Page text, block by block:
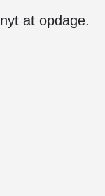
at opdage.